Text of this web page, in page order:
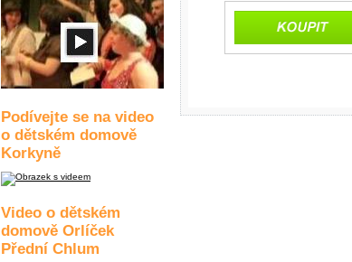
Podívejte se na video
o dětském domově
Korkyně
Video o dětském
domově Orlíček
Přední Chlum